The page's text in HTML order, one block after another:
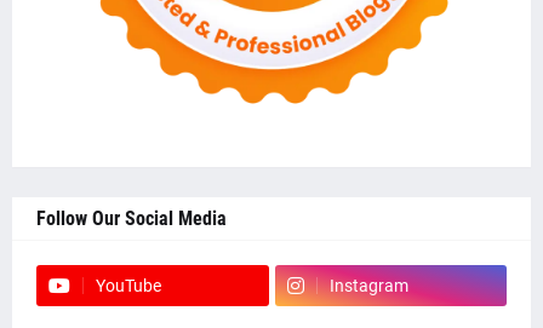
Follow Our Social Media
YouTube Instagram